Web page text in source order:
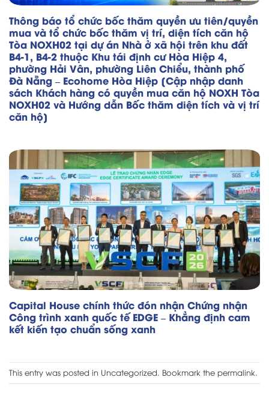
Thông báo tổ chức bốc thăm quyền ưu tiên/quyền
mua và tổ chức bốc thăm vị trí, diện tích căn hộ
Tòa NOXH02 tại dự án Nhà ở xã hội trên khu đất
B4-1, B4-2 thuộc Khu tái định cư Hòa Hiệp 4,
phường Hải Vân, phường Liên Chiểu, thành phố
Đà Nẵng – Ecohome Hòa Hiệp [Cập nhập danh
sách Khách hàng có quyền mua căn hộ NOXH Tòa
NOXH02 và Hướng dẫn Bốc thăm diện tích và vị trí
căn hộ]
Capital House chính thức đón nhận Chứng nhận
Công trình xanh quốc tế EDGE – Khẳng định cam
kết kiến tạo chuẩn sống xanh
This entry was posted in Uncategorized. Bookmark the permalink.